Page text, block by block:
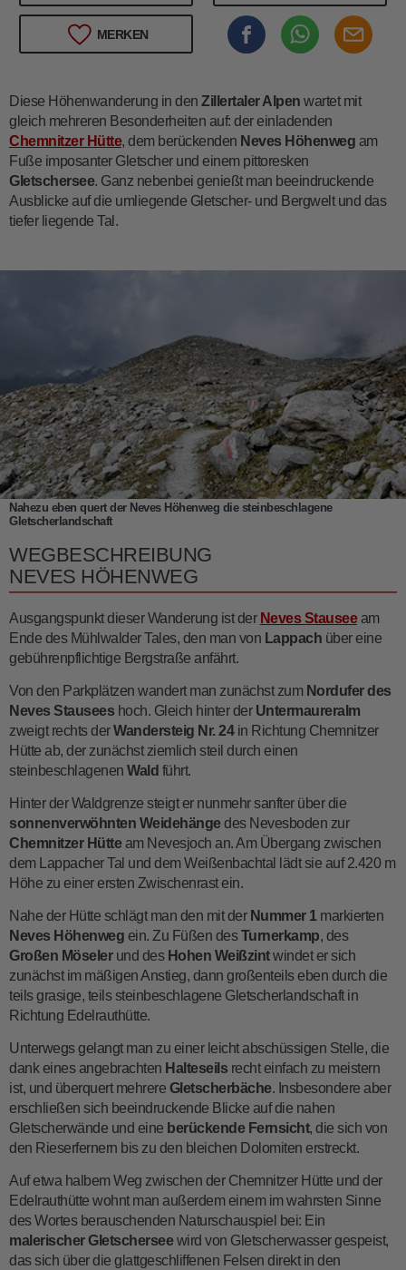
MERKEN
Diese Höhenwanderung in den Zillertaler Alpen wartet mit
gleich mehreren Besonderheiten auf: der einladenden
Chemnitzer Hütte, dem berückenden Neves Höhenweg am
Fuße imposanter Gletscher und einem pittoresken
Gletschersee. Ganz nebenbei genießt man beeindruckende
Ausblicke auf die umliegende Gletscher- und Bergwelt und das
tiefer liegende Tal.
Nahezu eben quert der Neves Höhenweg die steinbeschlagene
Gletscherlandschaft
WEGBESCHREIBUNG
NEVES HÖHENWEG
Ausgangspunkt dieser Wanderung ist der Neves Stauseeam
Ende des Mühlwalder Tales, den man von Lappach über eine
gebührenpflichtige Bergstraße anfährt.
Von den Parkplätzen wandert man zunächst zum Nordufer des
Neves Stausees hoch. Gleich hinter der Untermaureralm
zweigt rechts derWandersteig Nr. 24 in Richtung Chemnitzer
Hütte ab, der zunächst ziemlich steil durch einen
steinbeschlagenen Wald führt.
Hinter der Waldgrenze steigt er nunmehr sanfter über die
sonnenverwöhnten Weidehängedes Nevesboden zur
Chemnitzer Hütteam Nevesjoch an. Am Übergang zwischen
dem Lappacher Tal und dem Weißenbachtal lädt sie auf 2.420 m
Höhe zu einer ersten Zwischenrast ein.
Nahe der Hütte schlägt man den mit der Nummer 1 markierten
Neves Höhenweg ein. Zu Füßen desTurnerkamp, des
Großen Möselerund des Hohen Weißzintwindet er sich
zunächst im mäßigen Anstieg, dann großenteils eben durch die
teils grasige, teils steinbeschlagene Gletscherlandschaft in
Richtung Edelrauthütte.
Unterwegs gelangt man zu einer leicht abschüssigen Stelle, die
dank eines angebrachten Halteseils recht einfach zu meistern
ist, und überquert mehrere Gletscherbäche. Insbesondere aber
erschließen sich beeindruckende Blicke auf die nahen
Gletscherwände und eine berückende Fernsicht, die sich von
den Rieserfernern bis zu den bleichen Dolomiten erstreckt.
Auf etwa halbem Weg zwischen der Chemnitzer Hütte und der
Edelrauthütte wohnt man außerdem einem im wahrsten Sinne
des Wortes berauschenden Naturschauspiel bei: Ein
malerischer Gletscherseewird von Gletscherwasser gespeist,
das sich über die glattgeschliffenen Felsen direkt in den